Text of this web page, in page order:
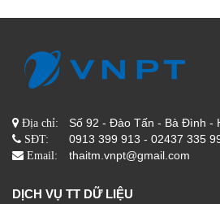
Địa chỉ: Số 92 - Đào Tấn - Bà Đình -
SĐT: 0913 399 913 - 02437 335
Email: thaitm.vnpt@gmail.com
DỊCH VỤ TT DỮ LIỆU